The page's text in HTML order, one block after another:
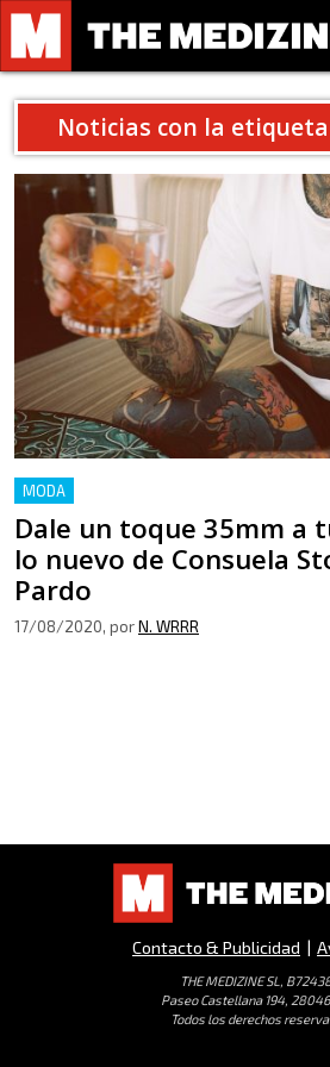
Noticias con la
MODA
Dale un toque 35mm a
lo nuevo de Consuela
Pardo
17/08/2020, porN. WRRR
Contacto & Publicidad |
THE MEDIZINE SL,
Paseo Castellana 194,
Todos los derechos